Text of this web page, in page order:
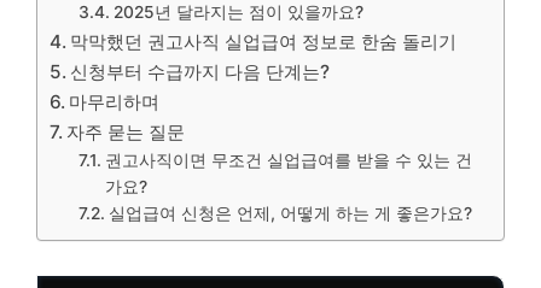
2025년 달라지는 점이 있을까요?
막막했던 권고사직 실업급여 정보로 한숨 돌리기
신청부터 수급까지 다음 단계는?
마무리하며
자주 묻는 질문
권고사직이면 무조건 실업급여를 받을 수 있는 건
가요?
실업급여 신청은 언제, 어떻게 하는 게 좋은가요?